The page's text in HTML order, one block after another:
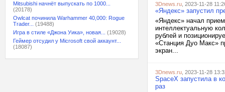
Mitsubishi начнёт выпускать по 1000...
(20178)
Owlcat починила Warhammer 40,000: Rogue
Trader...
(19488)
Игра в стиле «Джона Уика», новая...
(19028)
Геймер отсудил у Microsoft свой аккаунт...
(18087)
3Dnews.ru , 2023-11-28
«Яндекс» запустил
«Яндекс» начал
интеллектуальную
рублей и
«Станция Дуо Макс»
экран...
3Dnews.ru , 2023-11-28
SpaceX запустила в
раз